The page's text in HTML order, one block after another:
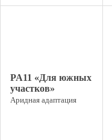
PA11 «Для южных
участков»
Аридная адаптация